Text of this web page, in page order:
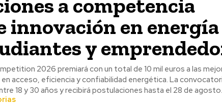
innovación en energía
y
2026 premiará con un total de 10 mil euros a las
acceso, eficiencia y confiabilidad energética. La
18 y 30 años y recibirá postulaciones hasta el 28 de agosto.